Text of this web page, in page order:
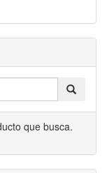
que busca.